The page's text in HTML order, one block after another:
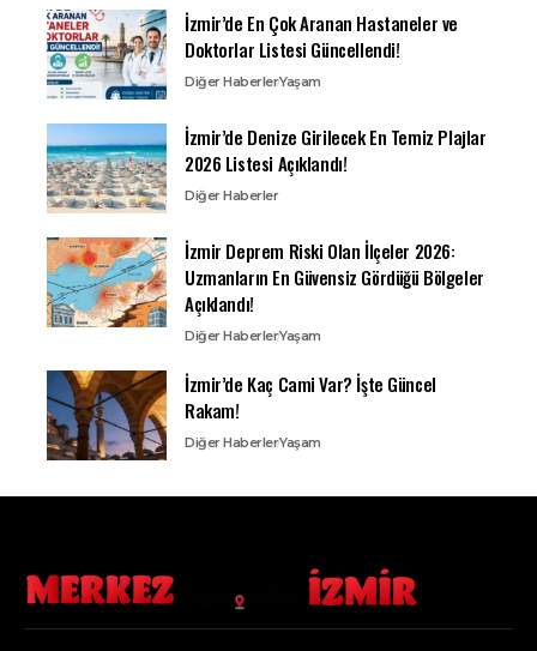
İzmir’de En Çok Aranan Hastaneler ve
Doktorlar Listesi Güncellendi!
Diğer HaberlerYaşam
İzmir’de Denize Girilecek En Temiz Plajlar
2026 Listesi Açıklandı!
Diğer Haberler
İzmir Deprem Riski Olan İlçeler 2026:
Uzmanların En Güvensiz Gördüğü Bölgeler
Açıklandı!
Diğer HaberlerYaşam
İzmir’de Kaç Cami Var? İşte Güncel
Rakam!
Diğer HaberlerYaşam